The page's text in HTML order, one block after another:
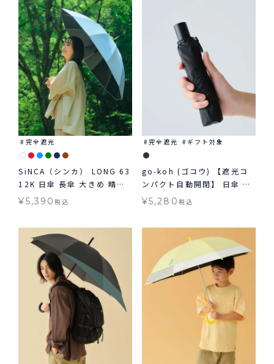
完全遮光
SiNCA（シンカ） LONG 63
12K 日傘 長傘 大きめ 晴雨
兼用
¥5,390税込
完全遮光 ギフト対象
go-koh (ゴコウ) 【遮光コ
ンパクト自動開閉】 日傘 折
りたたみ 晴雨兼用 ギフト対
¥5,280 税込